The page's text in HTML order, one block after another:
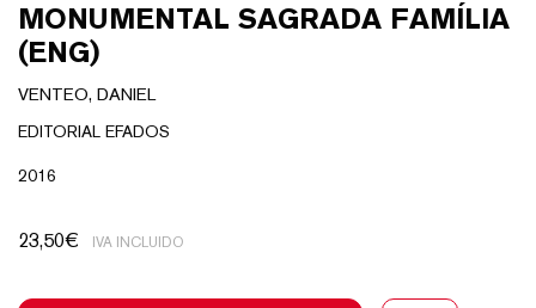
MONUMENTAL SAGRADA FAMÍLIA
(ENG)
VENTEO, DANIEL
EDITORIAL EFADOS
2016
23,50€ IVA INCLUIDO